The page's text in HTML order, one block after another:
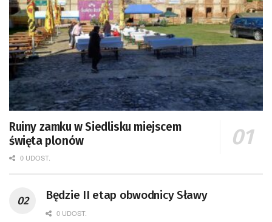
Ruiny zamku w Siedlisku miejscem
święta plonów
0 UDOST.
Będzie II etap obwodnicy Sławy
0 UDOST.